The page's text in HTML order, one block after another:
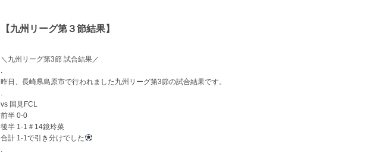
【九州リーグ第３節結果】
＼九州リーグ第3節 試合結果／
.
昨日、長崎県島原市で行われました九州リーグ第3節の試合結果です。
.
vs 国見FCL
前半 0-0
後半 1-1＃14鏡玲菜
合計 1-1で引き分けでした
.